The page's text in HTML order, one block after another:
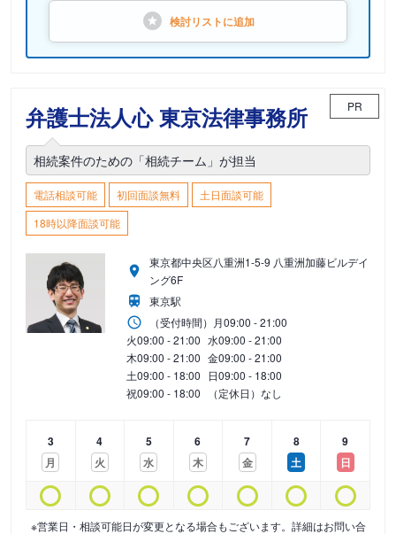
検討リストに追加
弁護士法人心 東京法律事務所 PR
相続案件のための「相続チーム」が担当
電話相談可能 初回面談無料
土日面談可能
18時以降面談可能
東京都中央区八重洲1-5-9 八重洲加藤ビルデイ
ング6F
東京駅
（受付時間） 月09:00 - 21:00
火09:00 - 21:00 水09:00 - 21:00
木09:00 - 21:00 金09:00 - 21:00
土09:00 - 18:00 日09:00 - 18:00
祝09:00 - 18:00 （定休日）なし
3
月
4
火
5
水
6
木
7
金
8
土
9
日
※営業日・相談可能日が変更となる場合もございます。詳細はお問い合